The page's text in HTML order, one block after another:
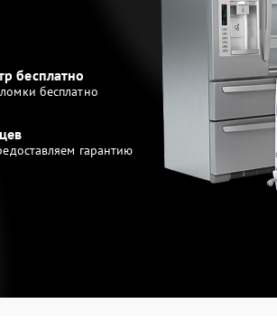
бесплатно
бесплатно
гарантию